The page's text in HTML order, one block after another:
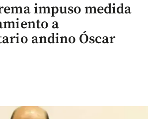
impuso medida
a
andino Óscar